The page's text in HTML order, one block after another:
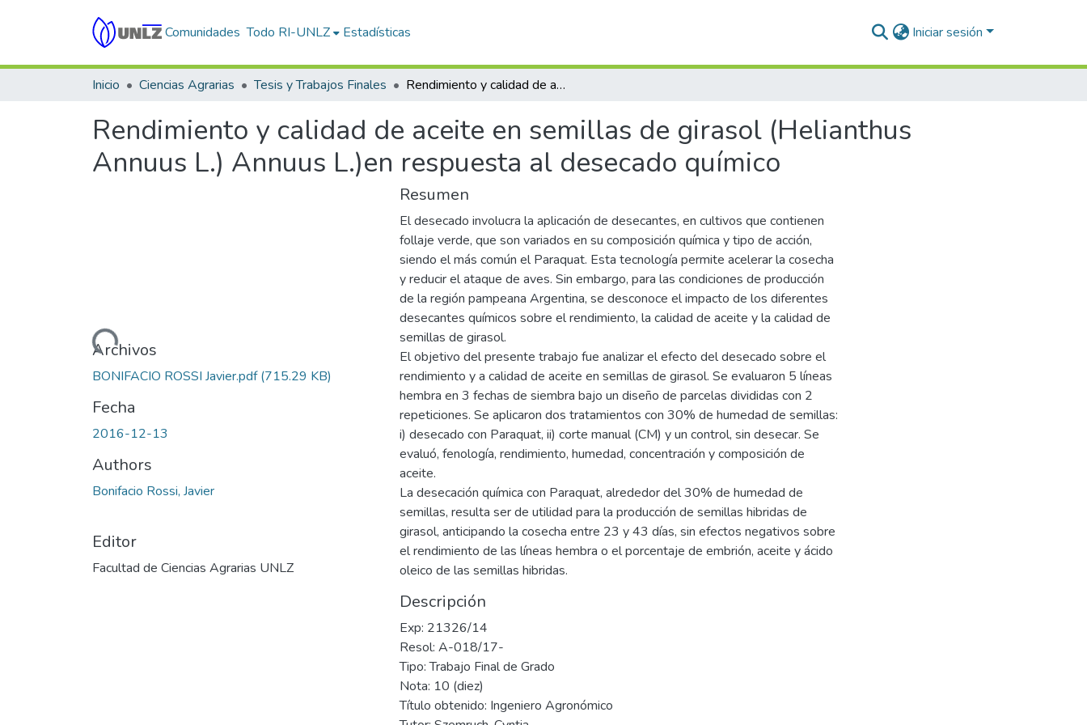
Comunidades Todo RI-UNLZ Estadísticas Iniciar sesión
Inicio Ciencias Agrarias Tesis y Trabajos Finales Rendimiento y calidad de aceite en semillas de girasol (Helianthus Annuus L.) Annuus L.)en respuesta al desecado químico
Rendimiento y calidad de aceite en semillas de girasol (Helianthus
Annuus L.) Annuus L.)en respuesta al desecado químico
Cargando...Archivos
BONIFACIO ROSSI Javier.pdf(715.29 KB)
Fecha
2016-12-13
Authors
Bonifacio Rossi, Javier
Editor
Facultad de Ciencias Agrarias UNLZ
Resumen
El desecado involucra la aplicación de desecantes, en cultivos que contienen
follaje verde, que son variados en su composición química y tipo de acción,
siendo el más común el Paraquat. Esta tecnología permite acelerar la cosecha
y reducir el ataque de aves. Sin embargo, para las condiciones de producción
de la región pampeana Argentina, se desconoce el impacto de los diferentes
desecantes químicos sobre el rendimiento, la calidad de aceite y la calidad de
semillas de girasol.
El objetivo del presente trabajo fue analizar el efecto del desecado sobre el
rendimiento y a calidad de aceite en semillas de girasol. Se evaluaron 5 líneas
hembra en 3 fechas de siembra bajo un diseño de parcelas divididas con 2
repeticiones. Se aplicaron dos tratamientos con 30% de humedad de semillas:
i) desecado con Paraquat, ii) corte manual (CM) y un control, sin desecar. Se
evaluó, fenología, rendimiento, humedad, concentración y composición de
aceite.
La desecación química con Paraquat, alrededor del 30% de humedad de
semillas, resulta ser de utilidad para la producción de semillas hibridas de
girasol, anticipando la cosecha entre 23 y 43 días, sin efectos negativos sobre
el rendimiento de las líneas hembra o el porcentaje de embrión, aceite y ácido
oleico de las semillas hibridas.
Descripción
Exp: 21326/14
Resol: A-018/17-
Tipo: Trabajo Final de Grado
Nota: 10 (diez)
Título obtenido: Ingeniero Agronómico